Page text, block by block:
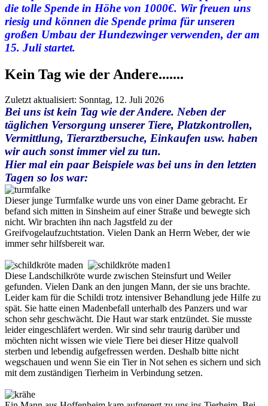
die tolle Spende in Höhe von 1000€. Wir freuen uns
riesig und können die Spende prima für unseren
großen Umbau der Hundezwinger verwenden, der am
15. Juli startet.
Kein Tag wie der Andere.......
Zuletzt aktualisiert: Sonntag, 12. Juli 2026
Bei uns ist kein Tag wie der Andere. Neben der
täglichen Versorgung unserer Tiere, Platzkontrollen,
Vermittlung, Tierarztbersuche, Einkaufen usw. haben
wir auch sonst immer viel zu tun.
Hier mal ein paar Beispiele was bei uns in den letzten
Tagen so los war:
Dieser junge Turmfalke wurde uns von einer Dame gebracht. Er
befand sich mitten in Sinsheim auf einer Straße und bewegte sich
nicht. Wir brachten ihn nach Jagstfeld zu der
Greifvogelaufzuchtstation. Vielen Dank an Herrn Weber, der wie
immer sehr hilfsbereit war.
Diese Landschilkröte wurde zwischen Steinsfurt und Weiler
gefunden. Vielen Dank an den jungen Mann, der sie uns brachte.
Leider kam für die Schildi trotz intensiver Behandlung jede Hilfe zu
spät. Sie hatte einen Madenbefall unterhalb des Panzers und war
schon sehr geschwächt. Die Haut war stark entzündet. Sie musste
leider eingeschläfert werden. Wir sind sehr traurig darüber und
möchten nicht wissen wie viele Tiere bei dieser Hitze qualvoll
sterben und lebendig aufgefressen werden. Deshalb bitte nicht
wegschauen und wenn Sie ein Tier in Not sehen es sichern und sich
mit dem zuständigen Tierheim in Verbindung setzen.